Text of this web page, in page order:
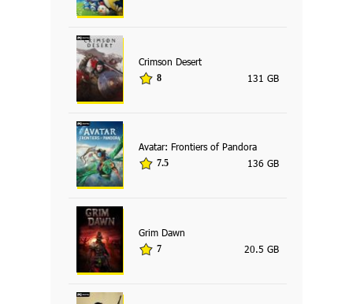
Crimson Desert
8 131 GB
Avatar: Frontiers of Pandora
7.5 136 GB
Grim Dawn
7 20.5 GB